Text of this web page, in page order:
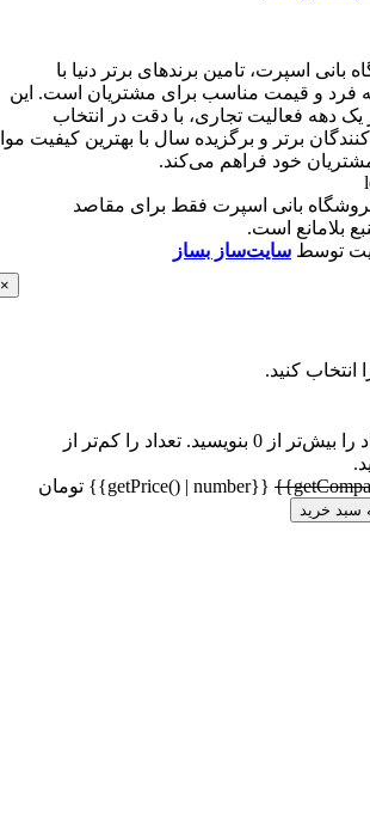
تامین برندهای برتر دنیا با
قیمت مناسب برای مشتریان است. این
فعالیت تجاری، با دقت در انتخاب
برتر و برگزیده سال با بهترین کیفیت مواد
خود فراهم می‌کند.
بانی اسپرت فقط برای مقاصد
است.
سایت‌ساز بساز
0 بنویسید.
تعداد را کم‌تر از
{{getPrice() | number}} تومان